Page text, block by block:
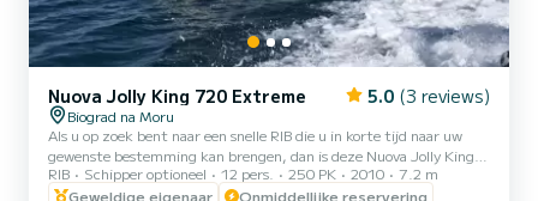
Nuova Jolly King 720 Extreme 5.0 (3 reviews)
Biograd na Moru
Als u op zoek bent naar een snelle RIB die u in korte tijd naar uw
gewenste bestemming kan brengen, dan is deze Nuova Jolly King
720 Extreme een perfecte keuze voor u. De boot is geweldig voor
12 personen, dus u kunt al uw vrienden en familie meenemen aan
RIB Schipper optioneel 12 pers. 250 PK 2010
7.2 m
Geweldige eigenaar
Onmiddellijke reservering